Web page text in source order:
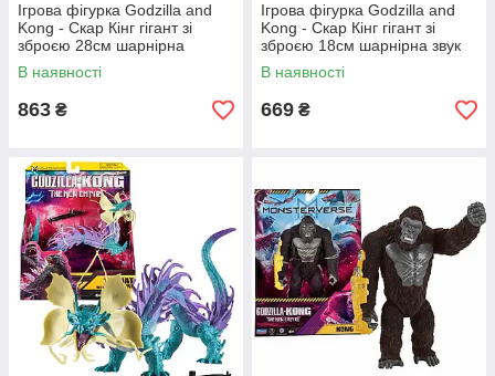
Ігрова фігурка Godzilla and
Kong - Скар Кінг гігант зі
зброєю 28см шарнірна
(35553)
В наявності
863 ₴
Ігрова фігурка Godzilla and
Kong - Скар Кінг гігант зі
зброєю 18см шарнірна звук
(35508G)
В наявності
669 ₴